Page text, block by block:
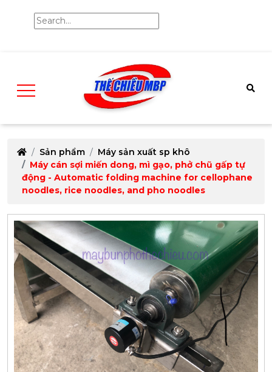
Sản phẩm
Máy sản xuất sp khô
Máy cán sợi miến dong, mì gạo, phở chũ gấp tự
động - Automatic folding machine for cellophane
noodles, rice noodles, and pho noodles